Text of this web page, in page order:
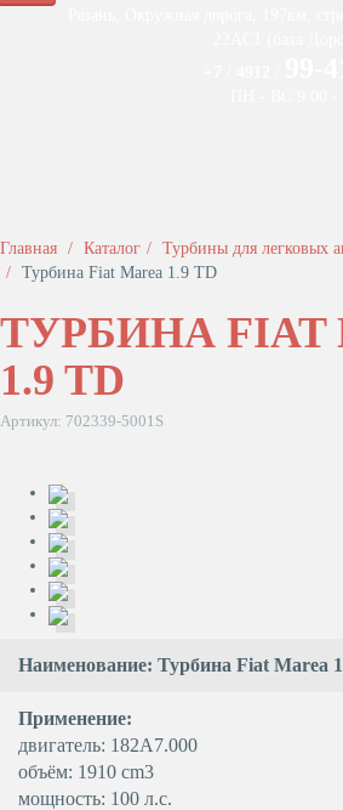
Главная Каталог Турбины для легковых
Турбина Fiat Marea 1.9 TD
ТУРБИНА FIAT
1.9 TD
Артикул: 702339-5001S
Наименование: Турбина Fiat Marea
Применение:
двигатель: 182A7.000
объём: 1910 cm3
мощность: 100 л.с.